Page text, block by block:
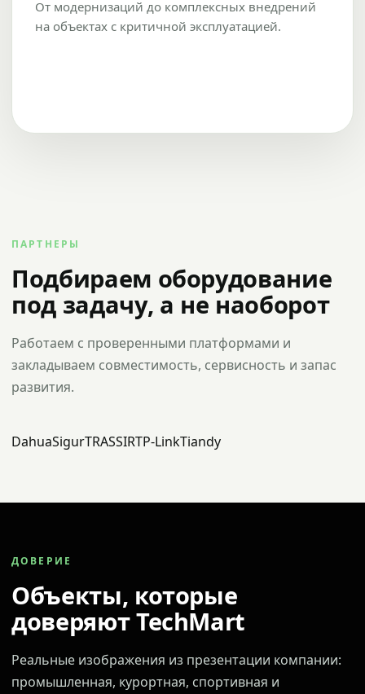
От модернизаций до комплексных внедрений
на объектах с критичной эксплуатацией.
ПАРТНЕРЫ
Подбираем оборудование
под задачу, а не наоборот
Работаем с проверенными платформами и
закладываем совместимость, сервисность и запас
развития.
DahuaSigurTRASSIRTP-LinkTiandy
ДОВЕРИЕ
Объекты, которые
доверяют TechMart
Реальные изображения из презентации компании:
промышленная, курортная, спортивная и